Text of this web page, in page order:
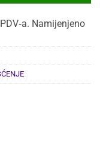
Namijenjeno